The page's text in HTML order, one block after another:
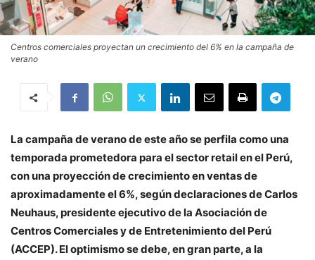
Centros comerciales proyectan un crecimiento del 6% en la campaña de
verano
La campaña de verano de este año se perfila como una
temporada prometedora para el sector retail en el Perú,
con una proyección de crecimiento en ventas de
aproximadamente el 6%, según declaraciones de Carlos
Neuhaus, presidente ejecutivo de la Asociación de
Centros Comerciales y de Entretenimiento del Perú
(ACCEP). El optimismo se debe, en gran parte, a la